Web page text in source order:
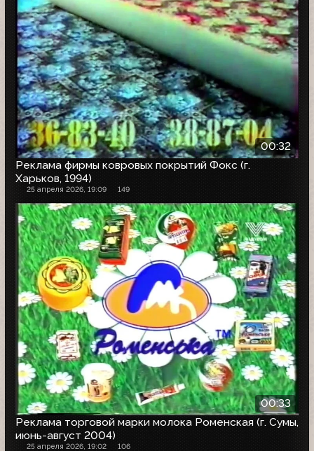
00:32
Реклама фирмы ковровых покрытий Фокс (г.
Харьков, 1994)
25 апреля 2026, 19:09 149
00:33
Реклама торговой марки молока Роменская (г. Сумы,
июнь-август 2004)
25 апреля 2026, 19:02 106